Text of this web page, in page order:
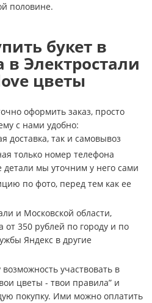
половине.
букет в
Электростали
цветы
оформить заказ, просто
с нами удобно:
доставка, так и самовывоз
только номер телефона
детали мы уточним у него сами
по фото, перед тем как ее
и Московской области,
от 350 рублей по городу и по
Яндекс в другие
участвовать в
цветы - твои правила” и
покупку. Ими можно оплатить